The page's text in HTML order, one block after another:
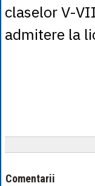
claselor V-
admitere la
Comentarii